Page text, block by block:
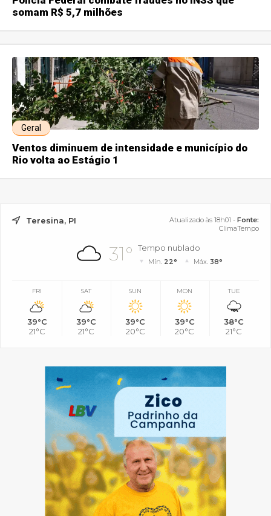
somam R$ 5,7 milhões
Geral
Ventos diminuem de intensidade e município do
Rio volta ao Estágio 1
Teresina, PI Atualizado às 18h01 - Fonte:
ClimaTempo
31° Tempo nublado
Mín. 22° Máx. 38°
FRI
39°C
21°C
SAT
39°C
21°C
SUN
39°C
20°C
MON
39°C
20°C
TUE
38°C
21°C